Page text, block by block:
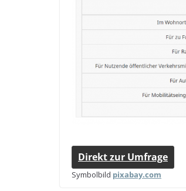
Direkt zur Umfrage
Sym­bol­bild pix​a​bay​.com